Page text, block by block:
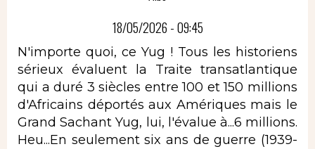
18/05/2026 - 09:45
N'importe quoi, ce Yug ! Tous les historiens
sérieux évaluent la Traite transatlantique
qui a duré 3 siècles entre 100 et 150 millions
d'Africains déportés aux Amériques mais le
Grand Sachant Yug, lui, l'évalue à...6 millions.
Heu...En seulement six ans de guerre (1939-